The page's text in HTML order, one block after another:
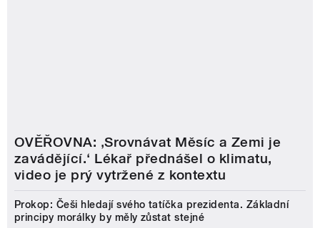
OVĚŘOVNA: ‚Srovnávat Měsíc a Zemi je
zavádějící.‘ Lékař přednášel o klimatu,
video je prý vytržené z kontextu
Prokop: Češi hledají svého tatíčka prezidenta. Základní
principy morálky by měly zůstat stejné